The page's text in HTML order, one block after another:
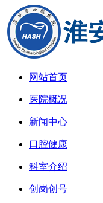
网站首页
医院概况
新闻中心
口腔健康
科室介绍
创岗创号